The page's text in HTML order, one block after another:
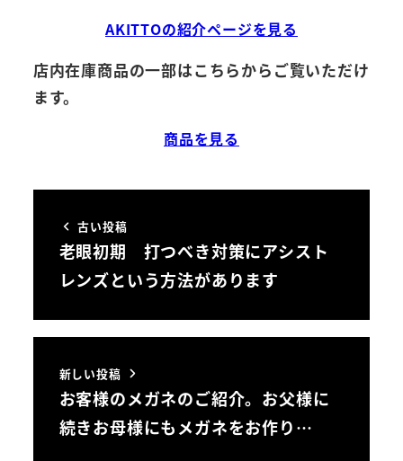
AKITTOの紹介ページを見る
店内在庫商品の一部はこちらからご覧いただけ
ます。
商品を見る
古い投稿
老眼初期 打つべき対策にアシスト
レンズという方法があります
新しい投稿
お客様のメガネのご紹介。お父様に
続きお母様にもメガネをお作り…